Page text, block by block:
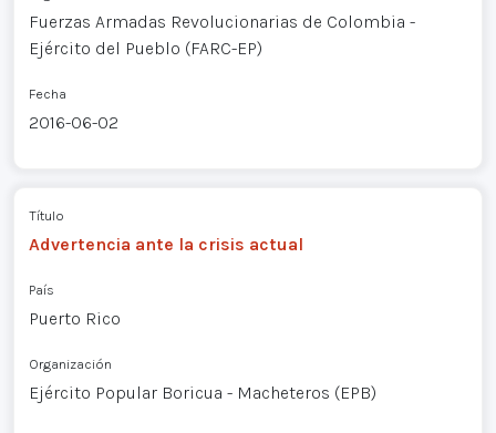
Fuerzas Armadas Revolucionarias de Colombia -
Ejército del Pueblo (FARC-EP)
Fecha
2016-06-02
Título
Advertencia ante la crisis actual
País
Puerto Rico
Organización
Ejército Popular Boricua - Macheteros (EPB)